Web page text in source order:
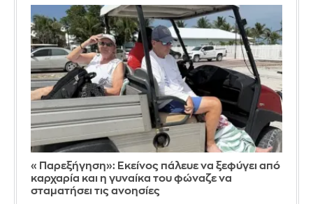
«Παρεξήγηση»: Εκείνος πάλευε να ξεφύγει από
καρχαρία και η γυναίκα του φώναζε να
σταματήσει τις ανοησίες